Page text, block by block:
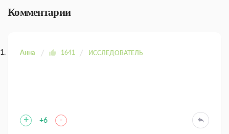
Комментарии
Анна 1641 ИССЛЕДОВАТЕЛЬ
+ +6 -